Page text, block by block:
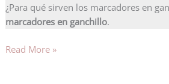
¿Para qué sirven los marcadores en
marcadores en ganchillo.
en
ganchillo.
Read More »